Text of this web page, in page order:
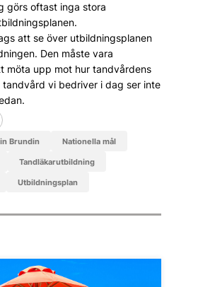
görs oftast inga stora
att se över utbildningsplanen
Den måste vara
möta upp mot hur tandvårdens
tandvård vi bedriver i dag ser inte
Brundin nationella mål
tandläkarutbildning
utbildningsplan